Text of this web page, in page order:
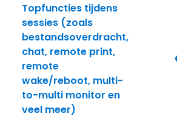
Topfuncties tijdens
sessies (zoals
bestandsoverdracht,
chat, remote print,
remote
wake/reboot, multi-
to-multi monitor en
veel meer)